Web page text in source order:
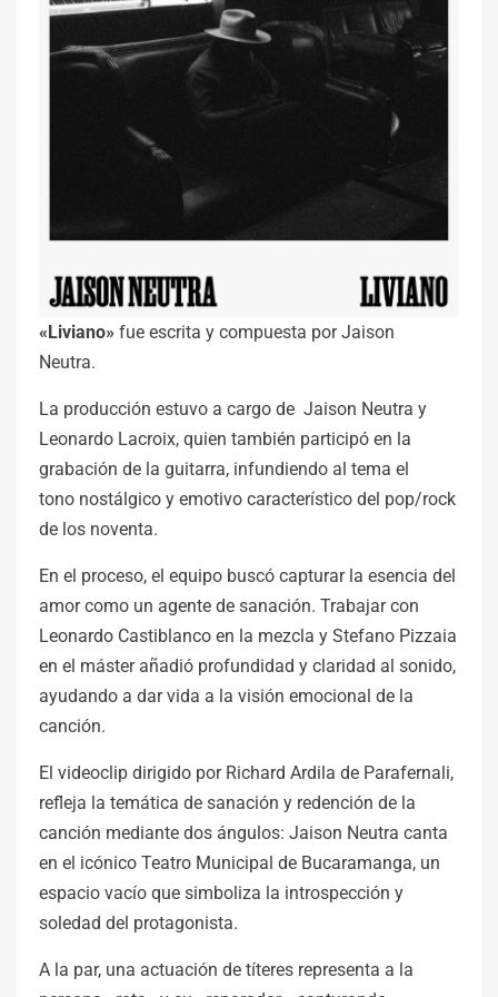
«Liviano» fue escrita y compuesta por Jaison
Neutra.
La producción estuvo a cargo de Jaison Neutra y
Leonardo Lacroix, quien también participó en la
grabación de la guitarra, infundiendo al tema el
tono nostálgico y emotivo característico del pop/rock
de los noventa.
En el proceso, el equipo buscó capturar la esencia del
amor como un agente de sanación. Trabajar con
Leonardo Castiblanco en la mezcla y Stefano Pizzaia
en el máster añadió profundidad y claridad al sonido,
ayudando a dar vida a la visión emocional de la
canción.
El videoclip dirigido por Richard Ardila de Parafernali,
refleja la temática de sanación y redención de la
canción mediante dos ángulos: Jaison Neutra canta
en el icónico Teatro Municipal de Bucaramanga, un
espacio vacío que simboliza la introspección y
soledad del protagonista.
A la par, una actuación de títeres representa a la